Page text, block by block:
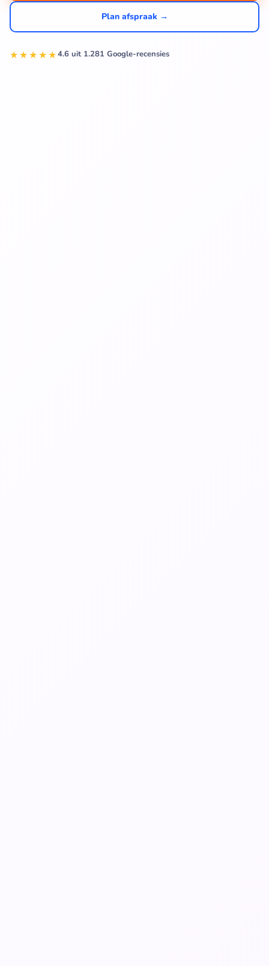
Plan afspraak →
★★★★★4.6 uit 1.281 Google-recensies